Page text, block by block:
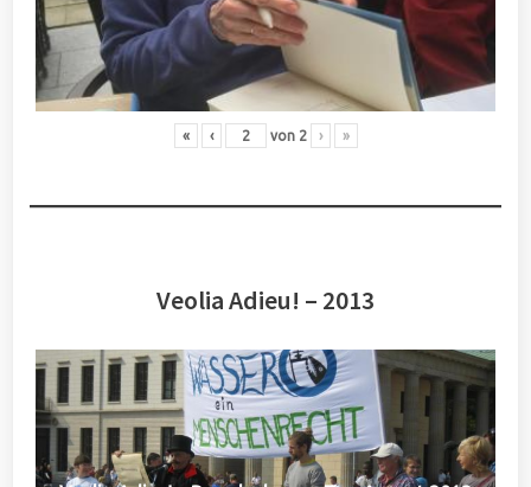
« ‹ von 2 › »
Veolia Adieu! – 2013